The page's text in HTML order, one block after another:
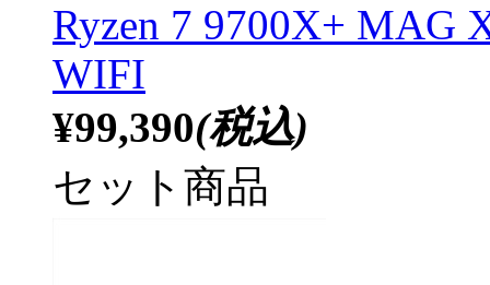
Ryzen 7 9700X+ MAG
WIFI
¥99,390(税込)
セット商品